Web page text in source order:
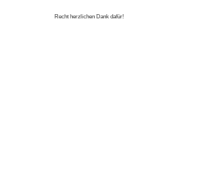
Recht herzlichen Dank dafür!